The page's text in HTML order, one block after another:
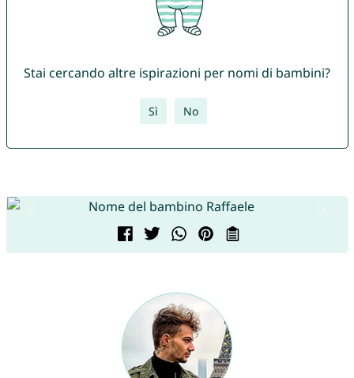
Stai cercando altre ispirazioni per nomi di bambini?
Sì No